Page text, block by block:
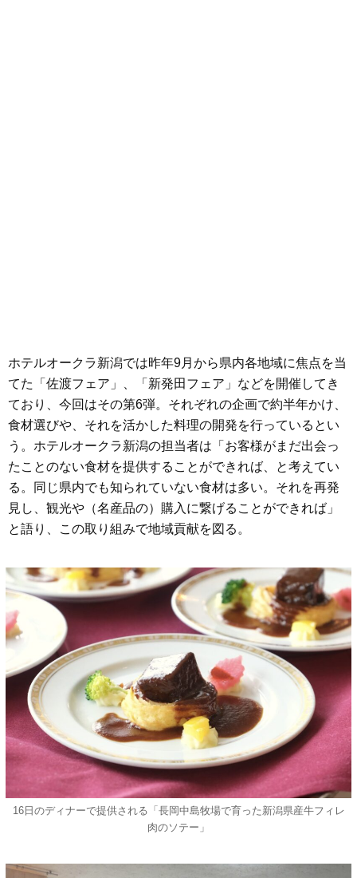
ホテルオークラ新潟では昨年9月から県内各地域に焦点を当
てた「佐渡フェア」、「新発田フェア」などを開催してき
ており、今回はその第6弾。それぞれの企画で約半年かけ、
食材選びや、それを活かした料理の開発を行っているとい
う。ホテルオークラ新潟の担当者は「お客様がまだ出会っ
たことのない食材を提供することができれば、と考えてい
る。同じ県内でも知られていない食材は多い。それを再発
見し、観光や（名産品の）購入に繋げることができれば」
と語り、この取り組みで地域貢献を図る。
16日のディナーで提供される「長岡中島牧場で育った新潟県産牛フィレ
肉のソテー」